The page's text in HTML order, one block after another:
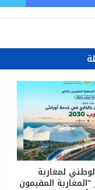
لمغاربة
المقيمون